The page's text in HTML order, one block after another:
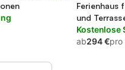
Umgebung
Ferienhaus
und
Kostenlose
ab294 €pro